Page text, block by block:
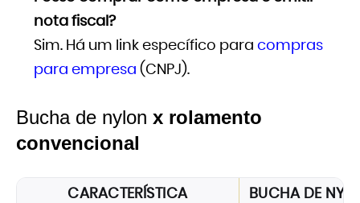
nota fiscal?
Sim. Há um link específico para compras
para empresa (CNPJ).
Bucha de nylon x rolamento
convencional
CARACTERÍSTICA BUCHA DE